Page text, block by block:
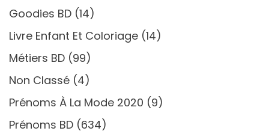
Goodies BD (14)
Livre Enfant Et Coloriage (14)
Métiers BD (99)
Non Classé (4)
Prénoms À La Mode 2020 (9)
Prénoms BD (634)